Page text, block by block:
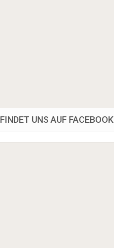
FINDET UNS AUF FACEBOOK